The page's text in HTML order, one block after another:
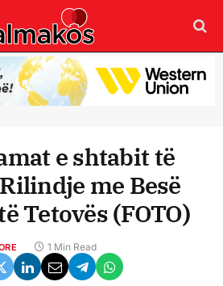
e shtabit të
me Besë
Tetovës (FOTO)
1 Min Read